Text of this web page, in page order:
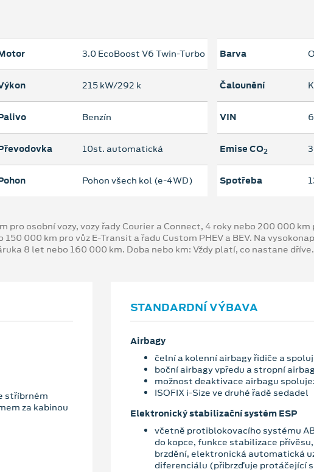
3.0 EcoBoost V6 Twin-Turbo
215 kW/292 k
Benzín
10st. automatická
Pohon všech kol (e-4WD)
Barva
Čalounění
VIN
Emise CO2
Spotřeba
osobní vozy, vozy řady Courier a Connect, 4 roky nebo 200 000
000 km pro vůz E-Transit a řadu Custom PHEV a BEV. Na
8 let nebo 160 000 km. Doba nebo km: Vždy platí, co nastane
stříbrném
za kabinou
STANDARDNÍ VÝBAVA
Airbagy
čelní a kolenní airbagy řidiče a
boční airbagy vpředu a stropní
možnost deaktivace airbagu
ISOFIX i-Size ve druhé řadě sedadel
Elektronický stabilizační systém ESP
včetně protiblokovacího systému
do kopce, funkce stabilizace
brzdění, elektronická automatická
diferenciálu (přibrzďuje protáčející